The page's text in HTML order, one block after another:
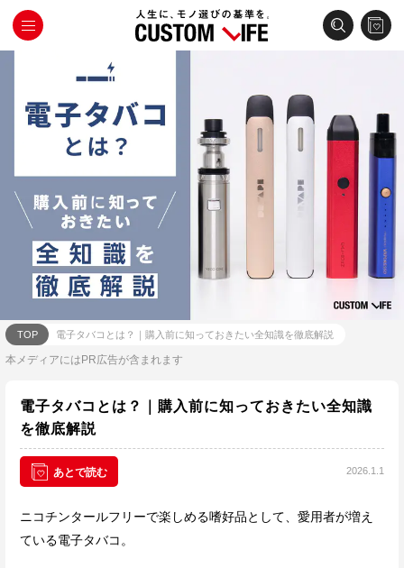
TOP 電子タバコとは？｜購入前に知っておきたい全知識を徹底解説
本メディアにはPR広告が含まれます
電子タバコとは？｜購入前に知っておきたい全知識
を徹底解説
あとで読む 2026.1.1
ニコチンタールフリーで楽しめる嗜好品として、愛用者が増え
ている電子タバコ。